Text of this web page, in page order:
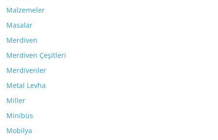
Malzemeler
Masalar
Merdiven
Merdiven Çeşitleri
Merdivenler
Metal Levha
Miller
Minibüs
Mobilya